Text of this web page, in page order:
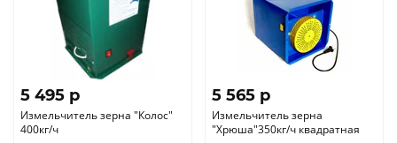
5 495 p
Измельчитель зерна "Колос"
400кг/ч
5 565 p
Измельчитель зерна
"Хрюша"350кг/ч квадратная